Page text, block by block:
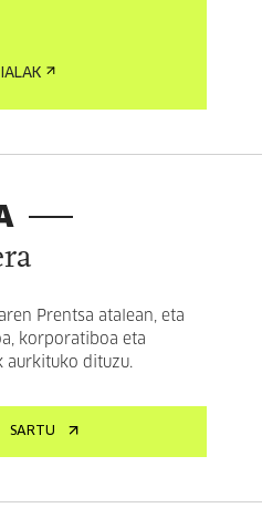
Prentsa atalean, eta
korporatiboa eta
aurkituko dituzu.
SARTU